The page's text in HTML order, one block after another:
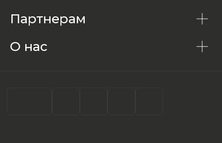
Партнерам
О нас